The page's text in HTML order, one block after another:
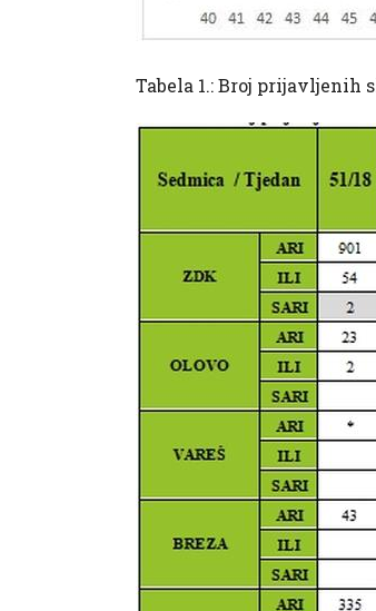
Tabela 1.: Broj prijavljenih